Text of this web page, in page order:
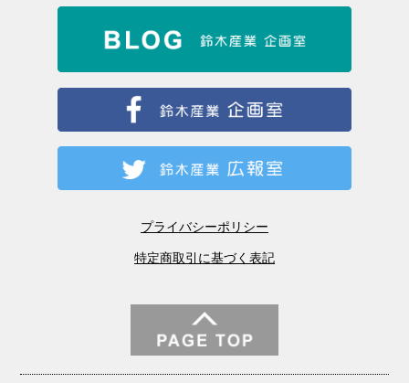
プライバシーポリシー
特定商取引に基づく表記